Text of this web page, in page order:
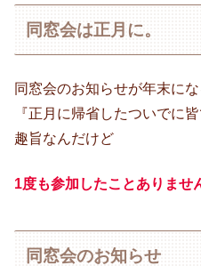
同窓会は正月に。
同窓会のお知らせが年末にな
『正月に帰省したついでに
趣旨なんだけど
1度も参加したことありませ
同窓会のお知らせ